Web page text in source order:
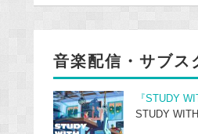
音楽配信・サブス
『STUDY
STUDY